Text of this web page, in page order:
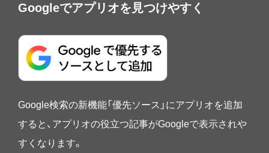
Googleでアプリオを見つけやすく
Google検索の新機能「優先ソース」にアプリオを追加
すると、アプリオの役立つ記事がGoogleで表示されや
すくなります。